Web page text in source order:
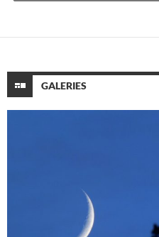
GALERIES